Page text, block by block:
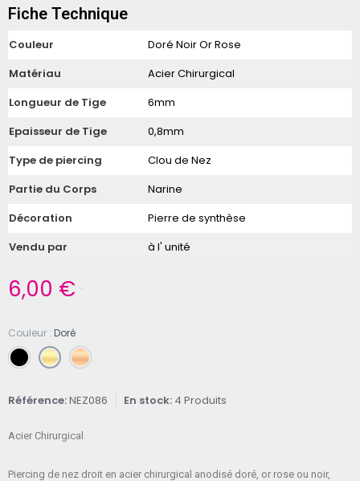
Fiche Technique
Couleur
Doré Noir Or Rose
Matériau
Acier Chirurgical
Longueur de Tige
6mm
Epaisseur de Tige
0,8mm
Type de piercing
Clou de Nez
Partie du Corps
Narine
Décoration
Pierre de synthèse
Vendu par
à l' unité
6,00 €
Couleur Doré
Référence NEZ086 En stock 4 Produits
Acier Chirurgical
Piercing de nez droit en acier chirurgical anodisé doré, or rose ou noir,